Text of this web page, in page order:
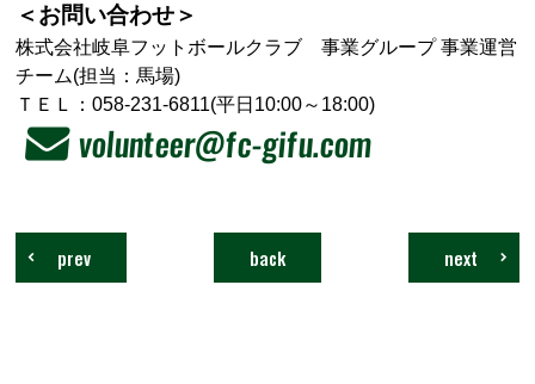
＜お問い合わせ＞
株式会社岐阜フットボールクラブ 事業グループ 事業運営
チーム(担当：馬場)
ＴＥＬ：058-231-6811(平日10:00～18:00)
volunteer@fc-gifu.com
next
back
prev